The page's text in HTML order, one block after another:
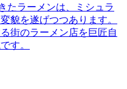
たラーメンは、ミシュラ
貌を遂げつつあります。
街のラーメン店を巨匠自
す。